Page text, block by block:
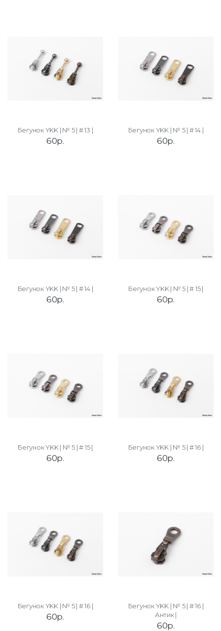
Бегунок YKK | № 5 | # 13 |
60р.
Бегунок YKK | № 5 | # 14 |
60р.
Бегунок YKK | № 5 | # 14 |
60р.
Бегунок YKK | № 5 | # 15 |
60р.
Бегунок YKK | № 5 | # 15 |
60р.
Бегунок YKK | № 5 | # 16 |
60р.
Бегунок YKK | № 5 | # 16 |
60р.
Бегунок YKK | № 5 | # 16 |
Антик |
60р.